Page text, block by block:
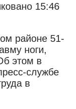
15:46
районе 51-
ноги,
этом в
службе
в